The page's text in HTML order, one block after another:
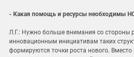
- Какая помощь и ресурсы необходимы
Л.Г.: Нужно больше внимания со стороны
инновационным инициативам таких
формируются точки роста нового.